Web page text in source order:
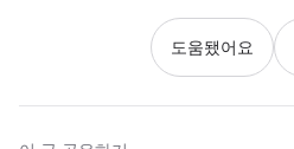
도움됐어요